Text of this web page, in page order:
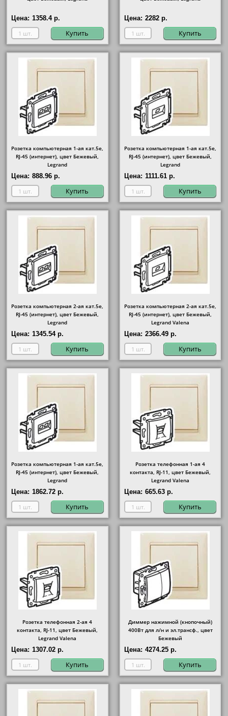
Цена: 1358.4 р.
Купить
Цена: 2282 р.
Купить
Розетка компьютерная 1-ая кат.5е,
RJ-45 (интернет), цвет Бежевый,
Legrand
Цена: 888.96 р.
Купить
Розетка компьютерная 1-ая кат.5е,
RJ-45 (интернет), цвет Бежевый,
Legrand
Цена: 1111.61 р.
Купить
Розетка компьютерная 2-ая кат.5е,
RJ-45 (интернет), цвет Бежевый,
Legrand
Цена: 1345.54 р.
Купить
Розетка компьютерная 2-ая кат.5е,
RJ-45 (интернет), цвет Бежевый,
Legrand Valena
Цена: 2366.49 р.
Купить
Розетка компьютерная 1-ая кат.5е,
RJ-45 (интернет), цвет Бежевый,
Legrand
Цена: 1862.72 р.
Купить
Розетка телефонная 1-ая 4
контакта, RJ-11, цвет Бежевый,
Legrand Valena
Цена: 665.63 р.
Купить
Розетка телефонная 2-ая 4
контакта, RJ-11, цвет Бежевый,
Legrand Valena
Цена: 1307.02 р.
Купить
Диммер нажимной (кнопочный)
400Вт для л/н и эл.трансф., цвет
Бежевый
Цена: 4274.25 р.
Купить